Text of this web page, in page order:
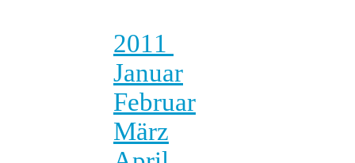
2011
Januar
Februar
März